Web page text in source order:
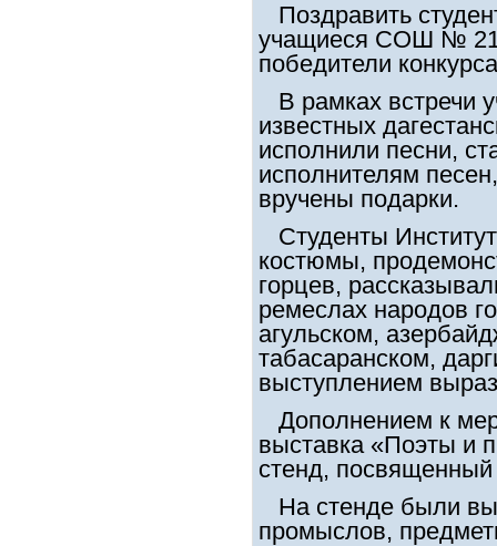
Поздравить
учащиеся СОШ № 21
победители
В рамках встречи
известных
исполнили песни,
исполнителям
вручены подарки.
Студенты
костюмы,
горцев,
ремеслах народов
агульском,
табасаранском,
выступлением
Дополнением к
выставка «Поэты и
стенд,
На стенде были
промыслов,